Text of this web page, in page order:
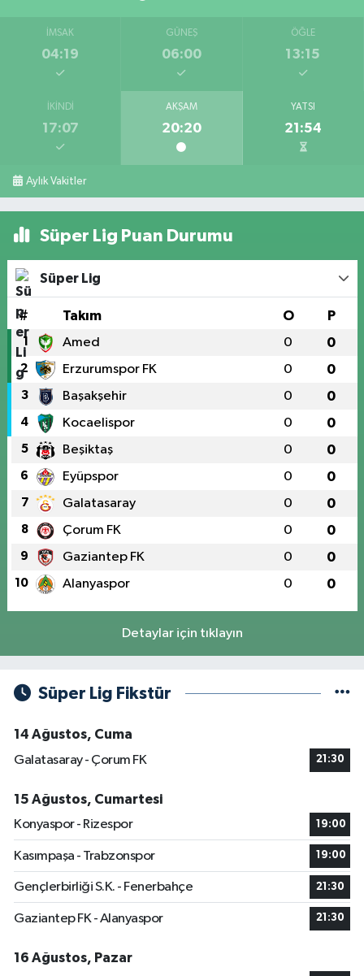
İMSAK
04:19
GÜNEŞ
06:00
ÖĞLE
13:15
İKINDI
17:07
AKŞAM
20:20
YATSI
21:54
Aylık Vakitler
Süper Lig Puan Durumu
Süper Lig
# Takım O P
1 Amed 0 0
2 Erzurumspor FK 0 0
3 Başakşehir 0 0
4 Kocaelispor 0 0
5 Beşiktaş 0 0
6 Eyüpspor 0 0
7 Galatasaray 0 0
8 Çorum FK 0 0
9 Gaziantep FK 0 0
10 Alanyaspor 0 0
Detaylar için tıklayın
Süper Lig Fikstür
14 Ağustos, Cuma
Galatasaray - Çorum FK
21:30
15 Ağustos, Cumartesi
Konyaspor - Rizespor
19:00
Kasımpaşa - Trabzonspor 19:00
Gençlerbirliği S.K. - Fenerbahçe 21:30
Gaziantep FK - Alanyaspor 21:30
16 Ağustos, Pazar